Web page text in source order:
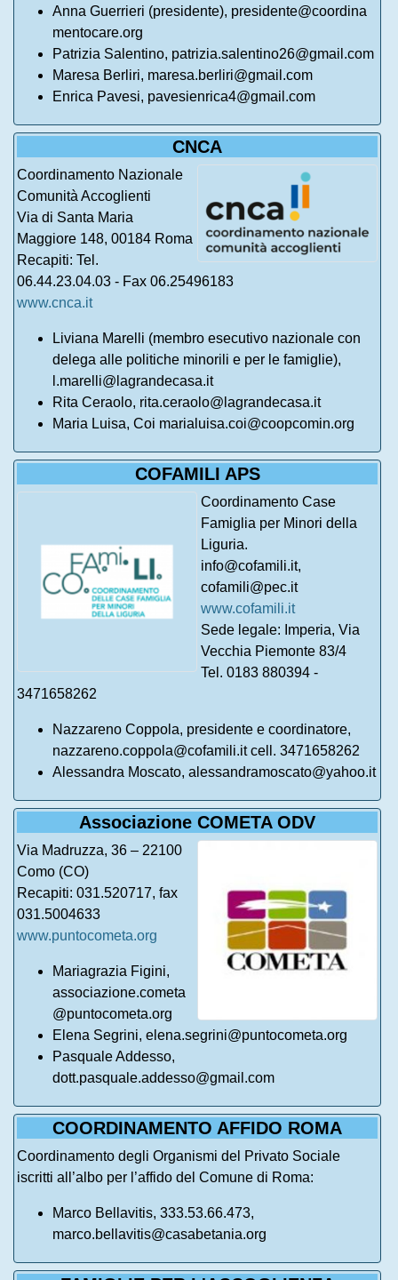
Anna Guerrieri (presidente), presidente@coordina
mentocare.org
Patrizia Salentino, patrizia.salentino26@gmail.com
Maresa Berliri, maresa.berliri@gmail.com
Enrica Pavesi, pavesienrica4@gmail.com
CNCA
Coordinamento Nazionale
Comunità Accoglienti
Via di Santa Maria
Maggiore 148, 00184 Roma
Recapiti: Tel.
06.44.23.04.03 - Fax 06.25496183
www.cnca.it
Liviana Marelli (membro esecutivo nazionale con
delega alle politiche minorili e per le famiglie),
l.marelli@lagrandecasa.it
Rita Ceraolo, rita.ceraolo@lagrandecasa.it
Maria Luisa, Coi marialuisa.coi@coopcomin.org
COFAMILI APS
Coordinamento Case
Famiglia per Minori della
Liguria.
info@cofamili.it,
cofamili@pec.it
www.cofamili.it
Sede legale: Imperia, Via
Vecchia Piemonte 83/4
Tel. 0183 880394 -
3471658262
Nazzareno Coppola, presidente e coordinatore,
nazzareno.coppola@cofamili.it cell. 3471658262
Alessandra Moscato, alessandramoscato@yahoo.it
Associazione COMETA ODV
Via Madruzza, 36 – 22100
Como (CO)
Recapiti: 031.520717, fax
031.5004633
www.puntocometa.org
Mariagrazia Figini,
associazione.cometa
@puntocometa.org
Elena Segrini, elena.segrini@puntocometa.org
Pasquale Addesso,
dott.pasquale.addesso@gmail.com
COORDINAMENTO AFFIDO ROMA
Coordinamento degli Organismi del Privato Sociale
iscritti all’albo per l’affido del Comune di Roma:
Marco Bellavitis, 333.53.66.473,
marco.bellavitis@casabetania.org